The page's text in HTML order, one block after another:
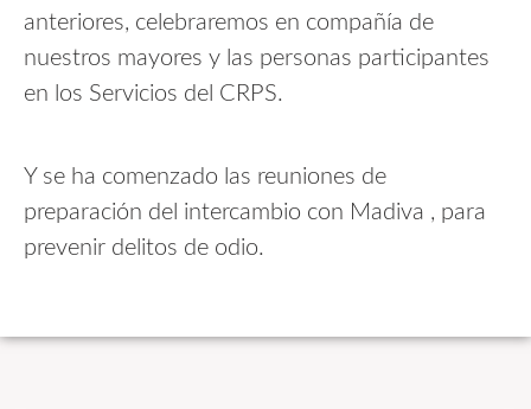
anteriores, celebraremos en compañía de
nuestros mayores y las personas participantes
en los Servicios del CRPS.
Y se ha comenzado las reuniones de
preparación del intercambio con Madiva , para
prevenir delitos de odio.